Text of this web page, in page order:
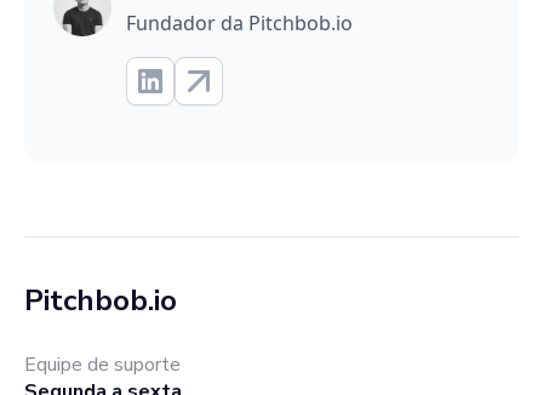
Fundador da Pitchbob.io
Pitchbob.io
Equipe de suporte